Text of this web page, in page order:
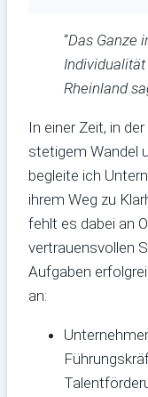
“Das Ganze
Rheinland
In einer Zeit, in
stetigem Wandel
begleite ich
ihrem Weg zu
fehlt es dabei an
vertrauensvollen
Aufgaben
an: